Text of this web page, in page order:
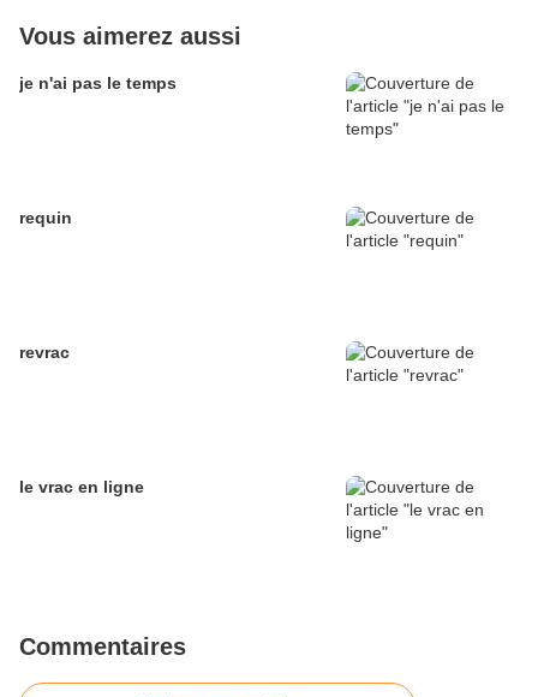
Vous aimerez aussi
je n'ai pas le temps
requin
revrac
le vrac en ligne
Commentaires